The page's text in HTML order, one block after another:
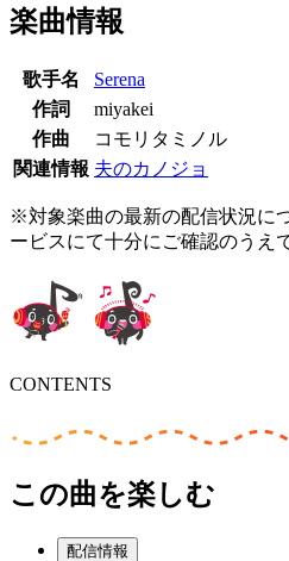
楽曲情報
歌手名
Serena
作詞
miyakei
作曲
コモリタミノル
関連情報 夫のカノジョ
※対象楽曲の最新の配信状況に
ービスにて十分にご確認のうえ
CONTENTS
この曲を楽しむ
配信情報